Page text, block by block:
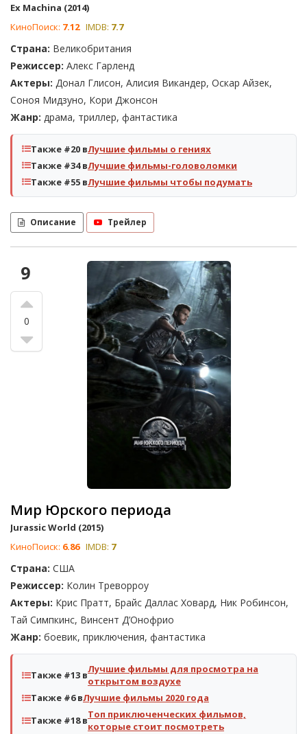
Ex Machina (2014)
КиноПоиск: 7.12 IMDB: 7.7
Страна: Великобритания
Режиссер: Алекс Гарленд
Актеры: Донал Глисон, Алисия Викандер, Оскар Айзек,
Соноя Мидзуно, Кори Джонсон
Жанр: драма, триллер, фантастика
Также #20 вЛучшие фильмы о гениях
Также #34 вЛучшие фильмы-головоломки
Также #55 вЛучшие фильмы чтобы подумать
Описание Трейлер
9
0
Мир Юрского периода
Jurassic World (2015)
КиноПоиск: 6.86 IMDB: 7
Страна: США
Режиссер: Колин Треворроу
Актеры: Крис Пратт, Брайс Даллас Ховард, Ник Робинсон,
Тай Симпкинс, Винсент Д’Онофрио
Жанр: боевик, приключения, фантастика
Также #13 вЛучшие фильмы для просмотра на
открытом воздухе
Также #6 вЛучшие фильмы 2020 года
Также #18 вТоп приключенческих фильмов,
которые стоит посмотреть